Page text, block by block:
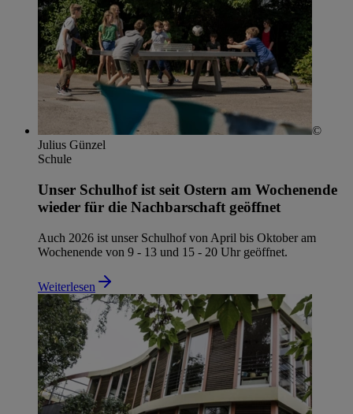
©
Julius Günzel
Schule
Unser Schulhof ist seit Ostern am Wochenende
wieder für die Nachbarschaft geöffnet
Auch 2026 ist unser Schulhof von April bis Oktober am
Wochenende von 9 - 13 und 15 - 20 Uhr geöffnet.
Weiterlesen